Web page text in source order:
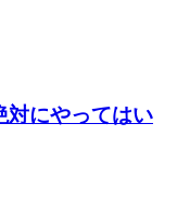
にやってはい